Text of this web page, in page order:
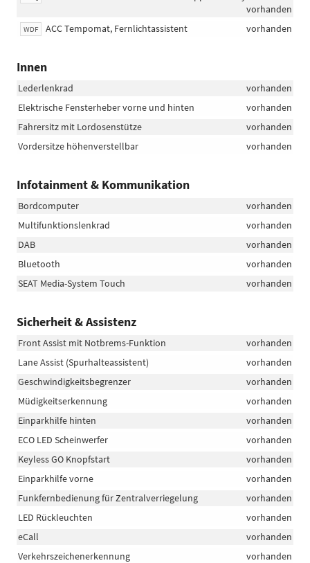
vorhanden
WDF ACC Tempomat, Fernlichtassistent vorhanden
Innen
Lederlenkrad
vorhanden
Elektrische Fensterheber vorne und hinten
vorhanden
Fahrersitz mit Lordosenstütze
vorhanden
Vordersitze höhenverstellbar
vorhanden
Infotainment & Kommunikation
Bordcomputer
vorhanden
Multifunktionslenkrad
vorhanden
DAB
vorhanden
Bluetooth
vorhanden
SEAT Media-System Touch
vorhanden
Sicherheit & Assistenz
Front Assist mit Notbrems-Funktion
vorhanden
Lane Assist (Spurhalteassistent)
vorhanden
Geschwindigkeitsbegrenzer
vorhanden
Müdigkeitserkennung
vorhanden
Einparkhilfe hinten
vorhanden
ECO LED Scheinwerfer
vorhanden
Keyless GO Knopfstart
vorhanden
Einparkhilfe vorne
vorhanden
Funkfernbedienung für Zentralverriegelung
vorhanden
LED Rückleuchten
vorhanden
eCall
vorhanden
Verkehrszeichenerkennung
vorhanden